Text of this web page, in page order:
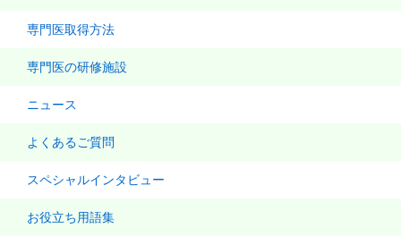
専門医取得方法
専門医の研修施設
ニュース
よくあるご質問
スペシャルインタビュー
お役立ち用語集